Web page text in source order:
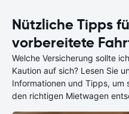
Nützliche Tipps
vorbereitete
Welche Versicherung sollte
Kaution auf sich? Lesen Sie
Informationen und Tipps, um
den richtigen Mietwagen